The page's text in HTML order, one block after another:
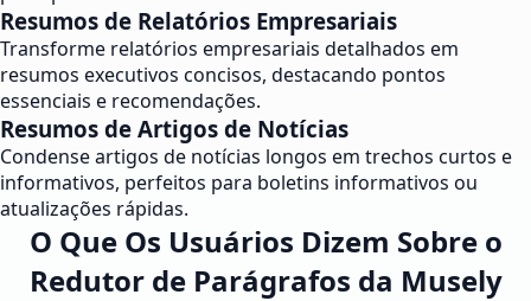
Resumos de Relatórios Empresariais
Transforme relatórios empresariais detalhados em
resumos executivos concisos, destacando pontos
essenciais e recomendações.
Resumos de Artigos de Notícias
Condense artigos de notícias longos em trechos curtos e
informativos, perfeitos para boletins informativos ou
atualizações rápidas.
O Que Os Usuários Dizem Sobre o
Redutor de Parágrafos da Musely